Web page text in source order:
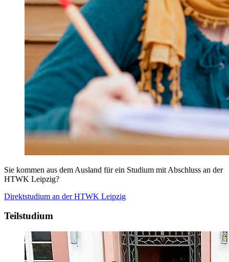
Sie kommen aus dem Ausland für ein Studium mit Abschluss an der
HTWK Leipzig?
Direktstudium an derHTWK Leipzig
Teilstudium